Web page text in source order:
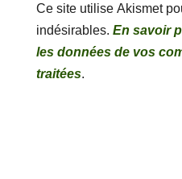
Ce site utilise Akismet
indésirables. En savoir
les données de vos
traitées.